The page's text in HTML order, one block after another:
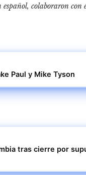
colaboraron con
Paul y Mike Tyson
tras cierre por